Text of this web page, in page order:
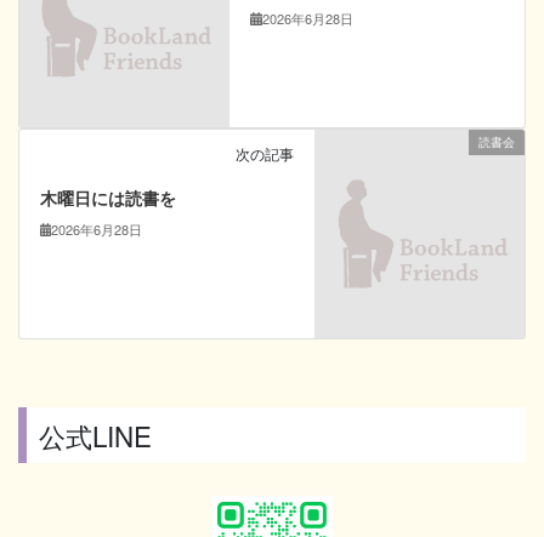
2026年6月28日
読書会
次の記事
木曜日には読書を
2026年6月28日
公式LINE